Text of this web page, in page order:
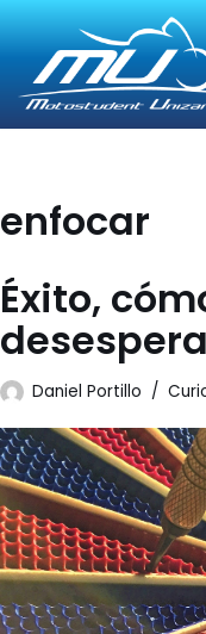
Saltar
al
enfocar
Éxito,
Daniel Portillo